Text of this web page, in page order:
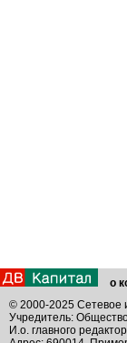
о
© 2000-2025 Сетевое
Учредитель:
И.о. главного